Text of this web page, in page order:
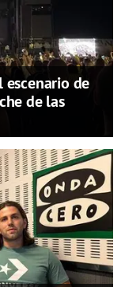
de
de las